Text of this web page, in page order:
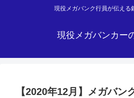
現役メガバンク行員が伝える
現役メガバンカー
【2020年12月】メガバン